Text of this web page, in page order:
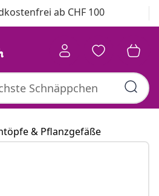
ab CHF 100
& Pflanzgefäße